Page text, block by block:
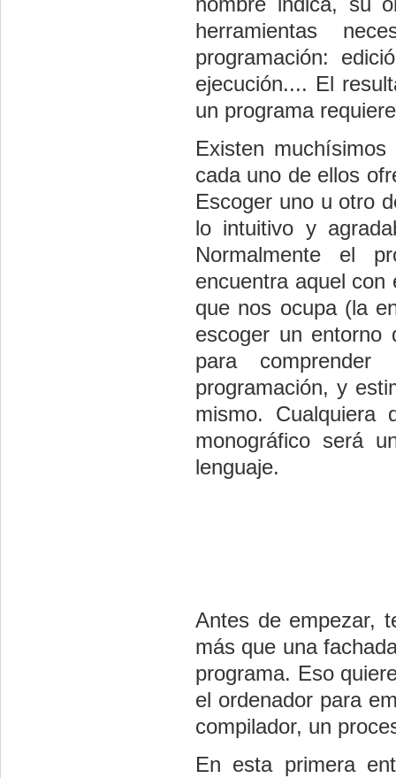
herramientas
programación:
ejecución.... El
un programa
Existen
cada uno de ellos
Escoger uno u otro
lo intuitivo y
Normalmente el
encuentra aquel
que nos ocupa (la
escoger un entorno
para
programación, y
mismo.
monográfico será
lenguaje.
Antes de empezar,
más que una
programa. Eso
el ordenador para
compilador, un
En esta primera